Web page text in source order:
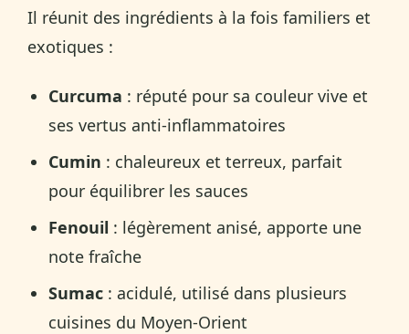
Il réunit des ingrédients à la fois familiers et
exotiques :
Curcuma : réputé pour sa couleur vive et
ses vertus anti-inflammatoires
Cumin : chaleureux et terreux, parfait
pour équilibrer les sauces
Fenouil : légèrement anisé, apporte une
note fraîche
Sumac : acidulé, utilisé dans plusieurs
cuisines du Moyen-Orient